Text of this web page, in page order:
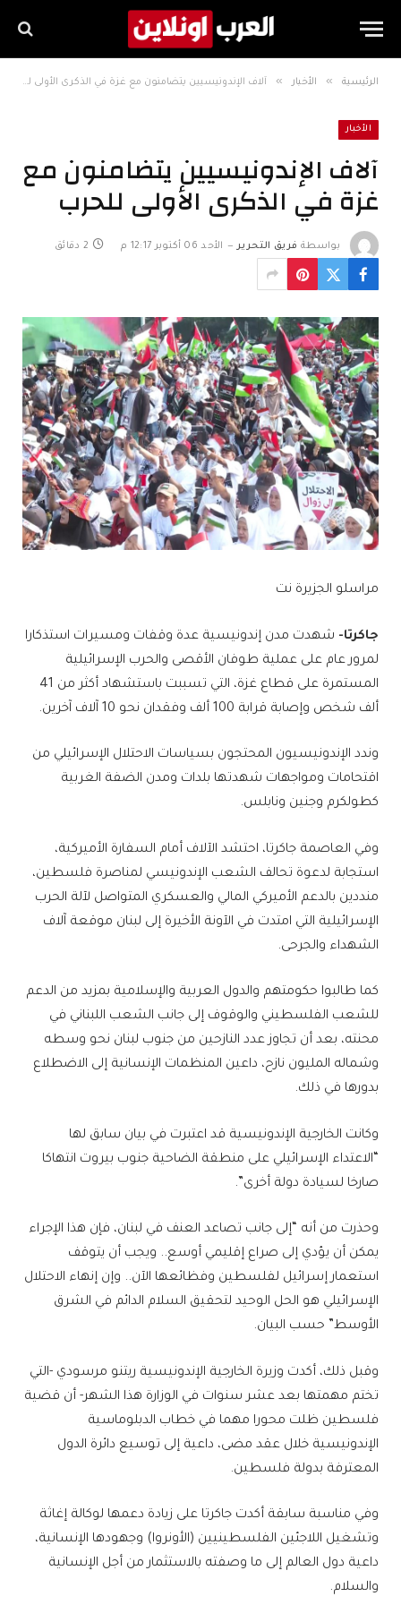
الرئيسية » الأخبار » آلاف الإندونيسيين يتضامنون مع غزة في الذكرى الأولى للحرب
الأخبار
آلاف الإندونيسيين يتضامنون مع
غزة في الذكرى الأولى للحرب
بواسطة فريق التحرير الأحد 06 أكتوبر 12:17 م 2 دقائق
مراسلو الجزيرة نت
جاكرتا- شهدت مدن إندونيسية عدة وقفات ومسيرات استذكارا
لمرور عام على عملية طوفان الأقصى والحرب الإسرائيلية
المستمرة على قطاع غزة، التي تسببت باستشهاد أكثر من 41
ألف شخص وإصابة قرابة 100 ألف وفقدان نحو 10 آلاف آخرين.
وندد الإندونيسيون المحتجون بسياسات الاحتلال الإسرائيلي من
اقتحامات ومواجهات شهدتها بلدات ومدن الضفة الغربية
كطولكرم وجنين ونابلس.
وفي العاصمة جاكرتا، احتشد الآلاف أمام السفارة الأميركية،
استجابة لدعوة تحالف الشعب الإندونيسي لمناصرة فلسطين،
منددين بالدعم الأميركي المالي والعسكري المتواصل لآلة الحرب
الإسرائيلية التي امتدت في الآونة الأخيرة إلى لبنان موقعة آلاف
الشهداء والجرحى.
كما طالبوا حكومتهم والدول العربية والإسلامية بمزيد من الدعم
للشعب الفلسطيني والوقوف إلى جانب الشعب اللبناني في
محنته، بعد أن تجاوز عدد النازحين من جنوب لبنان نحو وسطه
وشماله المليون نازح، داعين المنظمات الإنسانية إلى الاضطلاع
بدورها في ذلك.
وكانت الخارجية الإندونيسية قد اعتبرت في بيان سابق لها
“الاعتداء الإسرائيلي على منطقة الضاحية جنوب بيروت انتهاكا
صارخا لسيادة دولة أخرى”.
وحذرت من أنه “إلى جانب تصاعد العنف في لبنان، فإن هذا الإجراء
يمكن أن يؤدي إلى صراع إقليمي أوسع.. ويجب أن يتوقف
استعمار إسرائيل لفلسطين وفظائعها الآن.. وإن إنهاء الاحتلال
الإسرائيلي هو الحل الوحيد لتحقيق السلام الدائم في الشرق
الأوسط” حسب البيان.
وقبل ذلك، أكدت وزيرة الخارجية الإندونيسية ريتنو مرسودي -التي
تختم مهمتها بعد عشر سنوات في الوزارة هذا الشهر- أن قضية
فلسطين ظلت محورا مهما في خطاب الدبلوماسية
الإندونيسية خلال عقد مضى، داعية إلى توسيع دائرة الدول
المعترفة بدولة فلسطين.
وفي مناسبة سابقة أكدت جاكرتا على زيادة دعمها لوكالة إغاثة
وتشغيل اللاجئين الفلسطينيين (الأونروا) وجهودها الإنسانية،
داعية دول العالم إلى ما وصفته بالاستثمار من أجل الإنسانية
والسلام.